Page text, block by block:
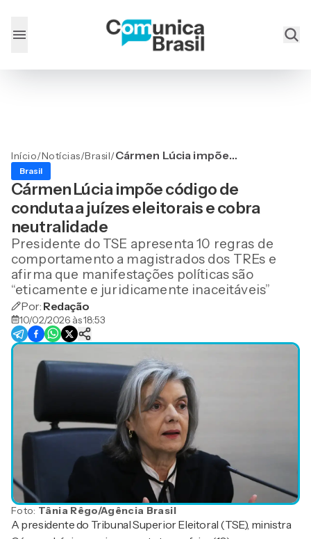
Início/Notícias/Brasil/Cármen Lúcia impõe
eleitorais e cobra
neutralidade
Brasil
Cármen Lúcia impõe código de
conduta a juízes eleitorais e cobra
neutralidade
Presidente do TSE apresenta 10 regras de
comportamento a magistrados dos TREs e
afirma que manifestações políticas são
“eticamente e juridicamente inaceitáveis”
Por: Redação
10/02/2026 às 18:53
Foto: Tânia Rêgo/Agência Brasil
A presidente do Tribunal Superior Eleitoral (TSE), ministra